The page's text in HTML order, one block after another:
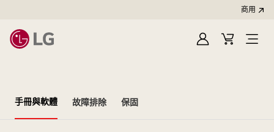
商用
登
購
開
手冊與軟體 故障排除 保固